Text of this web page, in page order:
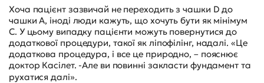
Хоча пацієнт зазвичай не переходить з чашки D до
чашки A, іноді люди кажуть, що хочуть бути як мінімум
C. У цьому випадку пацієнти можуть повернутися до
додаткової процедури, такої як ліпофілінг, надалі. «Це
додаткова процедура, і все це природно, – пояснює
доктор Касілет. -Але ви повинні закласти фундамент та
рухатися далі».